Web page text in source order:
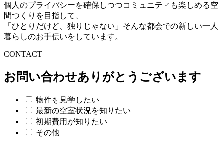
個人のプライバシーを確保しつつコミュニティも楽しめる空
間つくりを目指して、
「ひとりだけど、独りじゃない」そんな都会での新しい一人
暮らしのお手伝いをしています。
CONTACT
お問い合わせありがとうございます
物件を見学したい
最新の空室状況を知りたい
初期費用が知りたい
その他